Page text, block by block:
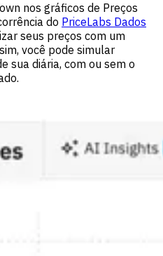
nos gráficos de Preços
do PriceLabs Dados
seus preços com um
você pode simular
sua diária, com ou sem o